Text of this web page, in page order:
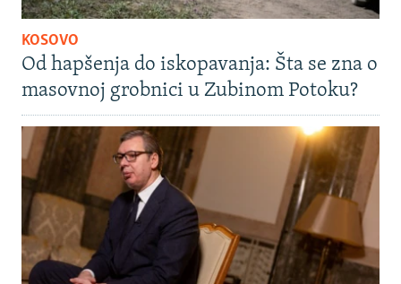
KOSOVO
Od hapšenja do iskopavanja: Šta se zna o
masovnoj grobnici u Zubinom Potoku?